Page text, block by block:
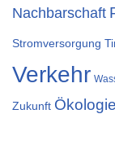
Nachbarschaft
Stromversorgung
Verkehr
Zukunft Ökologie